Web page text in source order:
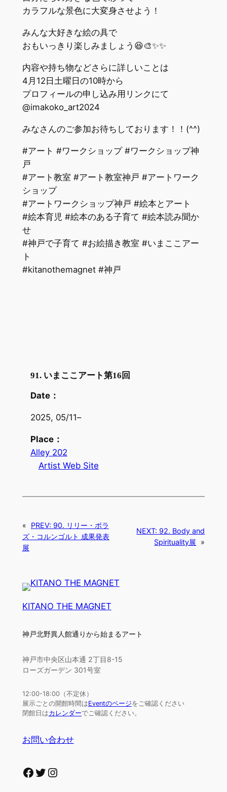
カラフルな景色に大変身させよう！
みんな大好きな絵の具で
おもいっきり楽しみましょう😆🎨✨✨
内容や持ち物などさらに詳しいことは
4月12日土曜日の10時から
プロフィールの申し込み用リンクにて
@imakoko_art2024
みなさんのご参加お待ちしております！！(^^)
#アート #ワークショップ #ワークショップ神
戸
#アート教室 #アート教室神戸 #アートワーク
ショップ
#アートワークショップ神戸 #絵本とアート
#絵本育児 #絵本のある子育て #絵本読み聞か
せ
#神戸で子育て #お絵描き教室 #いまここアー
ト
#kitanothemagnet #神戸
91. いまここアート第16回
Date：
2025, 05/11–
Place：
Alley 202
Artist Web Site
« PREV: 90. リリー・ボラ
ズ・コルンゴルト 成果発表
展
NEXT: 92. Body and
Spirituality展
»
KITANO THE MAGNET
神戸北野異人館通りから始まるアート
神戸市中央区山本通 2丁目8-15
ローズガーデン 301号室
12:00-18:00（不定休）
展示ごとの開館時間はEventのページをご確認ください
閉館日はカレンダーでご確認ください。
お問い合わせ
Facebook Twitter Instagram